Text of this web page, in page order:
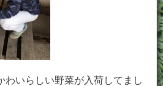
わいらしい野菜が入荷してまし